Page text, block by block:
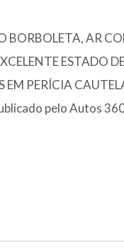
BORBOLETA, AR
ESTADO
PERÍCIA
pelo Autos